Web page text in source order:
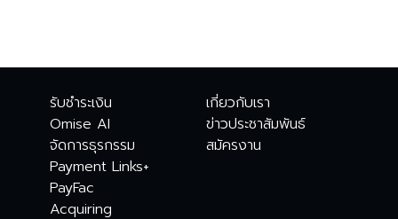
รับชำระเงิน
Omise AI
จัดการธุรกรรม
Payment Links+
PayFac
Acquiring
เกี่ยวกับเรา
ข่าวประชาสัมพันธ์
สมัครงาน